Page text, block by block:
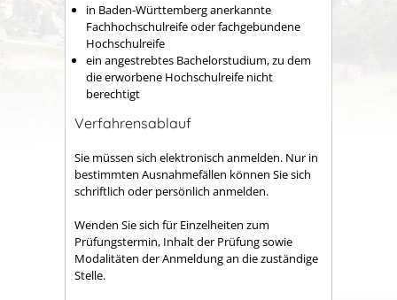
in Baden-Württemberg anerkannte
Fachhochschulreife oder fachgebundene
Hochschulreife
ein angestrebtes Bachelorstudium, zu dem
die erworbene Hochschulreife nicht
berechtigt
Verfahrensablauf
Sie müssen sich elektronisch anmelden. Nur in
bestimmten Ausnahmefällen können Sie sich
schriftlich oder persönlich anmelden.
Wenden Sie sich für Einzelheiten zum
Prüfungstermin, Inhalt der Prüfung sowie
Modalitäten der Anmeldung an die zuständige
Stelle.